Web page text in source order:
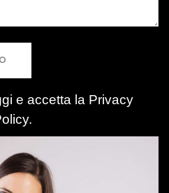
e accetta la Privacy
.